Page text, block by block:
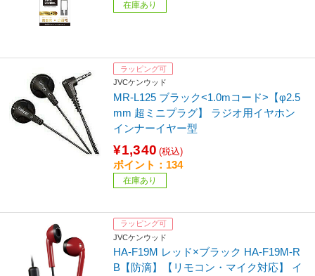
在庫あり
ラッピング可
JVCケンウッド
MR-L125 ブラック<1.0mコード>【φ2.5
mm 超ミニプラグ】 ラジオ用イヤホン
インナーイヤー型
¥1,340 (税込)
ポイント：134
在庫あり
ラッピング可
JVCケンウッド
HA-F19M レッド×ブラック HA-F19M-R
B【防滴】【リモコン・マイク対応】 イ